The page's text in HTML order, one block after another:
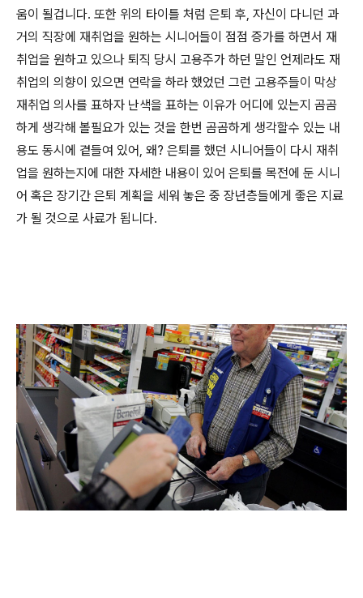
움이 될겁니다. 또한 위의 타이틀 처럼 은퇴 후, 자신이 다니던 과
거의 직장에 재취업을 원하는 시니어들이 점점 증가를 하면서 재
취업을 원하고 있으나 퇴직 당시 고용주가 하던 말인 언제라도 재
취업의 의향이 있으면 연락을 하라 했었던 그런 고용주들이 막상
재취업 의사를 표하자 난색을 표하는 이유가 어디에 있는지 곰곰
하게 생각해 볼필요가 있는 것을 한번 곰곰하게 생각할수 있는 내
용도 동시에 곁들여 있어, 왜? 은퇴를 했던 시니어들이 다시 재취
업을 원하는지에 대한 자세한 내용이 있어 은퇴를 목전에 둔 시니
어 혹은 장기간 은퇴 계획을 세워 놓은 중 장년층들에게 좋은 지료
가 될 것으로 사료가 됩니다.